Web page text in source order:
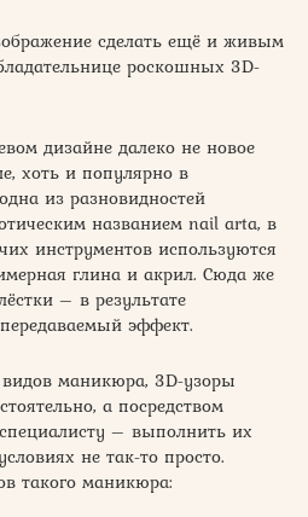
сделать ещё и живым
роскошных 3D-
дизайне далеко не новое
хоть и популярно в
из разновидностей
названием nail arta, в
инструментов используются
глина и акрил. Сюда же
– в результате
эффект.
маникюра, 3D-узоры
а посредством
– выполнить их
не так-то просто.
такого маникюра: